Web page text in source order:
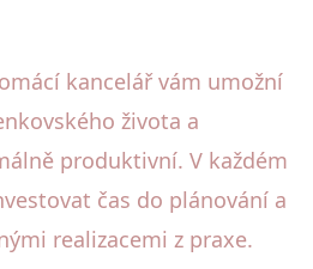
kancelář vám umožní
života a
produktivní. V každém
čas do plánování a
realizacemi z praxe.